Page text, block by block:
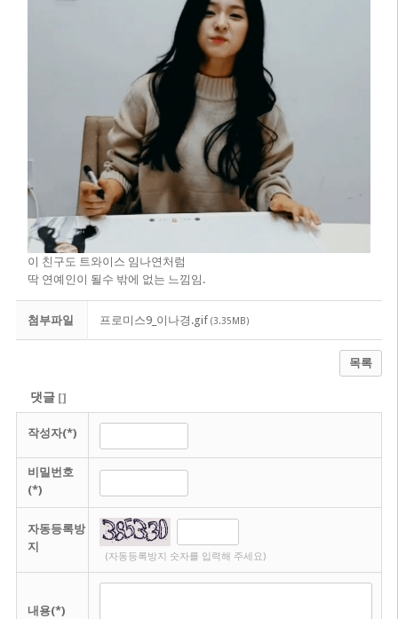
이 친구도 트와이스 임나연처럼
딱 연예인이 될수 밖에 없는 느낌임.
첨부파일 프로미스9_이나경.gif (3.35MB)
목록
댓글[]
작성자(*)
비밀번호
(*)
자동등록방
지
(자동등록방지 숫자를 입력해 주세요)
내용(*)